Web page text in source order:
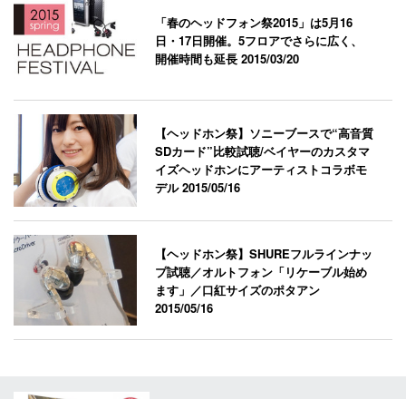
「春のヘッドフォン祭2015」は5月16
日・17日開催。5フロアでさらに広く、
開催時間も延長2015/03/20
【ヘッドホン祭】ソニーブースで“高音質
SDカード”比較試聴/ベイヤーのカスタマ
イズヘッドホンにアーティストコラボモ
デル2015/05/16
【ヘッドホン祭】SHUREフルラインナッ
プ試聴／オルトフォン「リケーブル始め
ます」／口紅サイズのポタアン
2015/05/16